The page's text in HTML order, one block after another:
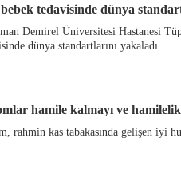
tedavisinde dünya
Demirel Üniversitesi Hastanesi
dünya standartlarını yakaladı.
hamile kalmayı ve
rahmin kas tabakasında gelişen iyi